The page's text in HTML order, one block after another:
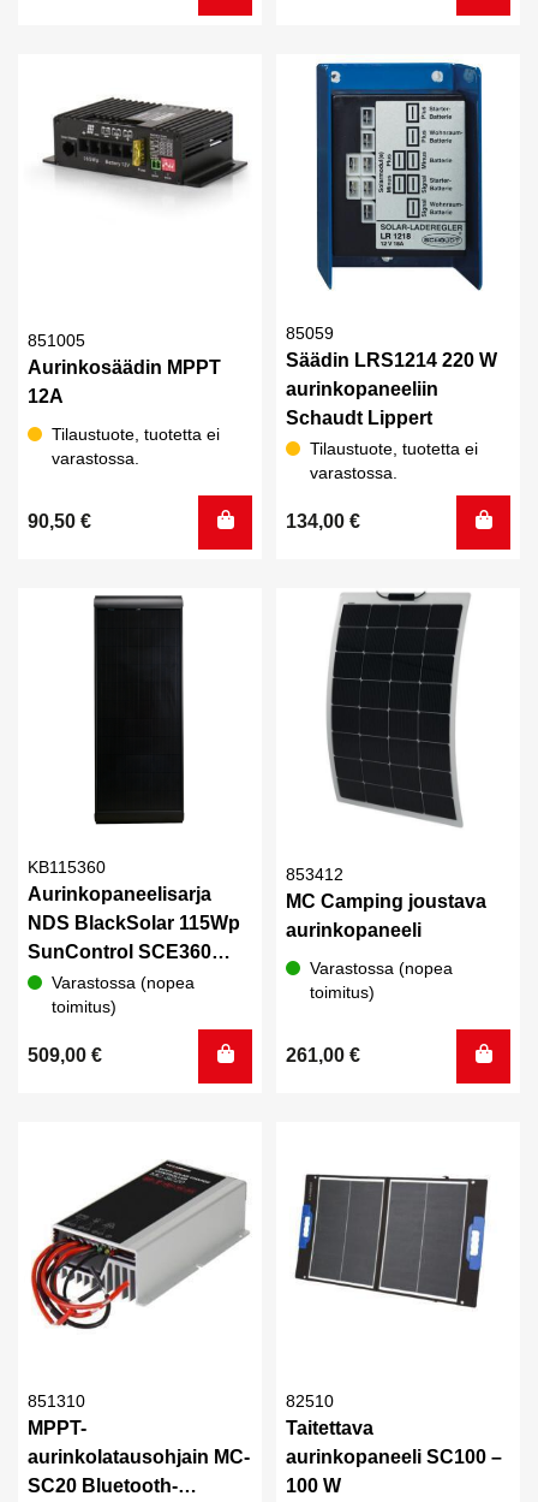
851005
Aurinkosäädin MPPT
12A
Tilaustuote, tuotetta ei
varastossa.
90,50 €
85059
Säädin LRS1214 220 W
aurinkopaneeliin
Schaudt Lippert
Tilaustuote, tuotetta ei
varastossa.
134,00 €
KB115360
Aurinkopaneelisarja
NDS BlackSolar 115Wp
SunControl SCE360
MPPT NBus
Varastossa (nopea
toimitus)
509,00 €
853412
MC Camping joustava
aurinkopaneeli
Varastossa (nopea
toimitus)
261,00 €
851310
MPPT-
aurinkolatausohjain MC-
SC20 Bluetooth-
82510
Taitettava
aurinkopaneeli SC100 –
100 W